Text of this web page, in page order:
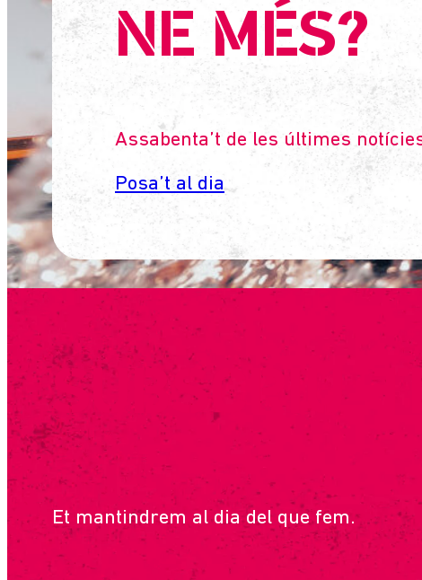
NE MÉS?
Assabenta’t de les últimes
Posa’t al dia
SUBSCRIU-
Et mantindrem al dia del que fem.